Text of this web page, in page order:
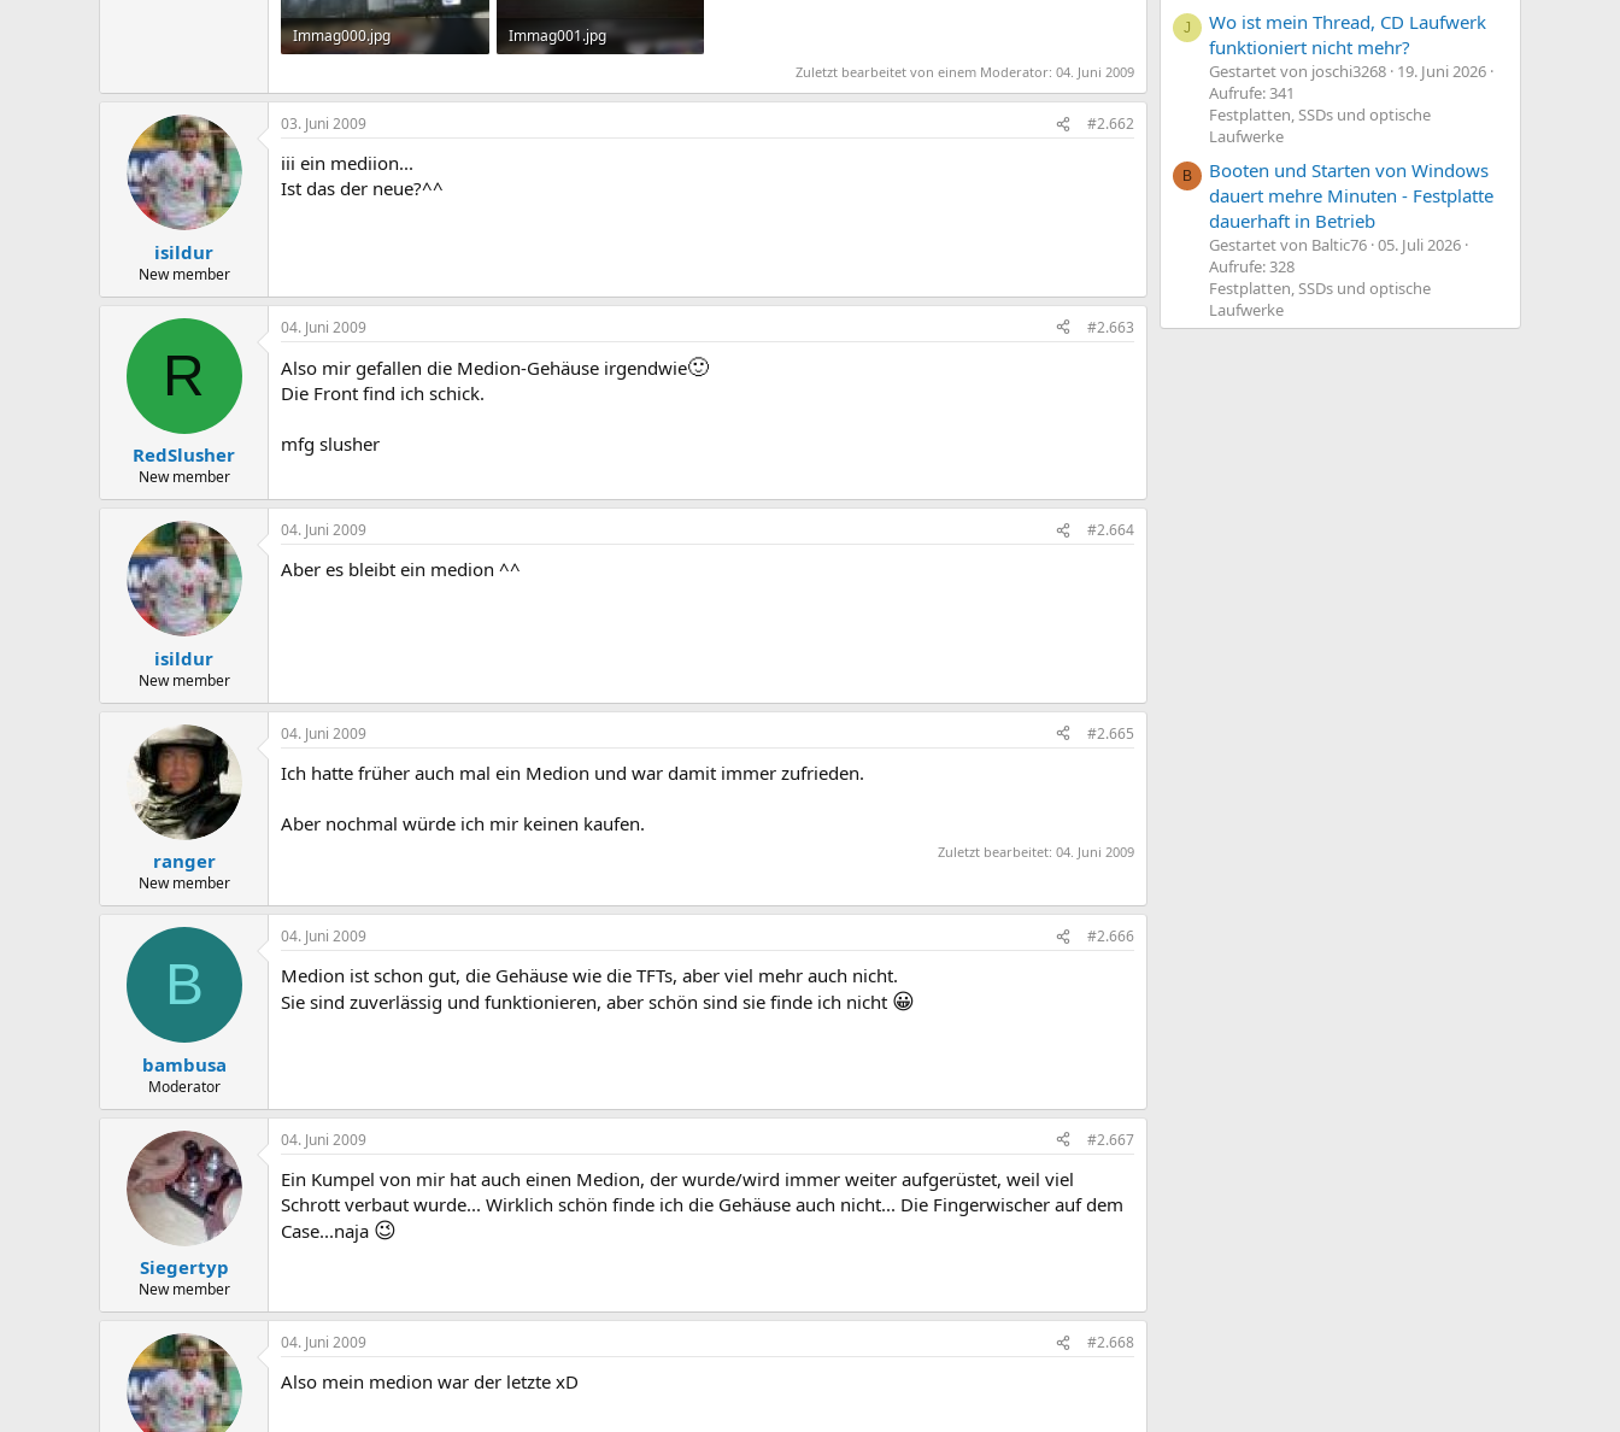
Immag000.jpg
Immag001.jpg
Zuletzt bearbeitet von einem Moderator: 04. Juni 2009
isildur
New member
03. Juni 2009 #2.662
iii ein mediion...
Ist das der neue?^^
R
RedSlusher
New member
04. Juni 2009 #2.663
Also mir gefallen die Medion-Gehäuse irgendwie🙂
Die Front find ich schick.
mfg slusher
isildur
New member
04. Juni 2009 #2.664
Aber es bleibt ein medion ^^
ranger
New member
04. Juni 2009 #2.665
Ich hatte früher auch mal ein Medion und war damit immer zufrieden.
Aber nochmal würde ich mir keinen kaufen.
Zuletzt bearbeitet: 04. Juni 2009
B
bambusa
Moderator
04. Juni 2009 #2.666
Medion ist schon gut, die Gehäuse wie die TFTs, aber viel mehr auch nicht.
Sie sind zuverlässig und funktionieren, aber schön sind sie finde ich nicht 😀
Siegertyp
New member
04. Juni 2009 #2.667
Ein Kumpel von mir hat auch einen Medion, der wurde/wird immer weiter aufgerüstet, weil viel
Schrott verbaut wurde... Wirklich schön finde ich die Gehäuse auch nicht... Die Fingerwischer auf dem
Case...naja 😉
04. Juni 2009 #2.668
Also mein medion war der letzte xD
J
Wo ist mein Thread, CD Laufwerk
funktioniert nicht mehr?
Gestartet von joschi3268 19. Juni 2026
Aufrufe: 341
Festplatten, SSDs und optische
Laufwerke
B
Booten und Starten von Windows
dauert mehre Minuten - Festplatte
dauerhaft in Betrieb
Gestartet von Baltic76 05. Juli 2026
Aufrufe: 328
Festplatten, SSDs und optische
Laufwerke